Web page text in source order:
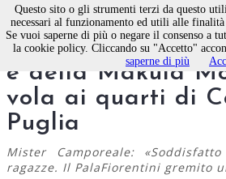
Calcio a 5
è della Makula
vola ai quarti di
Puglia
Mister Camporeale:
ragazze. Il PalaFiorentini gremito
Questo sito o gli strumenti terzi da questo
necessari al funzionamento ed utili alle
Se vuoi saperne di più o negare il consenso a
la cookie policy. Cliccando su "Accetto"
saperne di più